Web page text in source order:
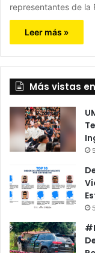
representantes de la
Leer más »
Más vistas